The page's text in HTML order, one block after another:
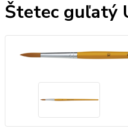
Štetec guľatý